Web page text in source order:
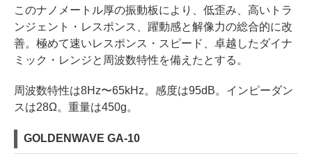
このナノメートル厚の振動板により、低歪み、高いトラ
ンジェント・レスポンス、躍動感と解像力の総合的に改
善。極めて速いレスポンス・スピード、卓越したダイナ
ミック・レンジと周波数特性を備えたとする。
周波数特性は8Hz〜65kHz。感度は95dB。インピーダン
スは28Ω。重量は450g。
GOLDENWAVE GA-10